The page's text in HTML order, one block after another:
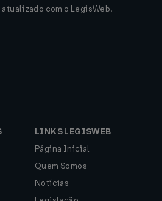
com o LegisWeb.
LINKS LEGISWEB
Página Inicial
Quem Somos
Notícias